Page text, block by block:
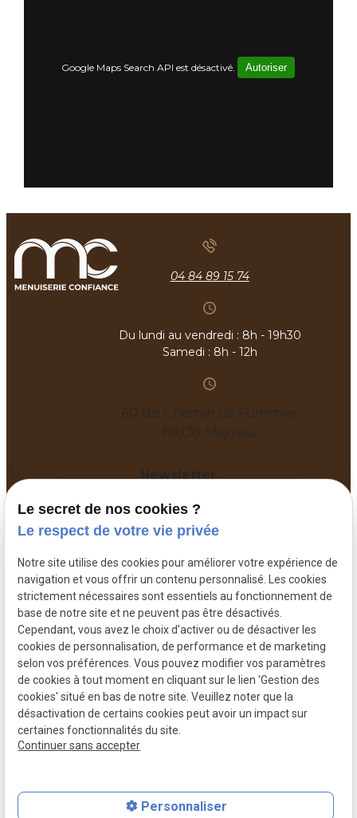
Google Maps Search API est désactivé. Autoriser
04 84 89 15 74
Du lundi au vendredi : 8h - 19h30
Samedi : 8h - 12h
60 Bis Chemin de Pommier
69330 Meyzieu
Newsletter
informations.
Plan du site
Mentions
légales
Politique de
confidentialité
Gestion des
cookies
SIRET :
Le secret de nos cookies ?
Le respect de votre vie privée
Notre site utilise des cookies pour améliorer votre expérience de
navigation et vous offrir un contenu personnalisé. Les cookies
strictement nécessaires sont essentiels au fonctionnement de
base de notre site et ne peuvent pas être désactivés.
Cependant, vous avez le choix d'activer ou de désactiver les
cookies de personnalisation, de performance et de marketing
selon vos préférences. Vous pouvez modifier vos paramètres
de cookies à tout moment en cliquant sur le lien 'Gestion des
cookies' situé en bas de notre site. Veuillez noter que la
désactivation de certains cookies peut avoir un impact sur
certaines fonctionnalités du site.
Continuer sans accepter
Personnaliser